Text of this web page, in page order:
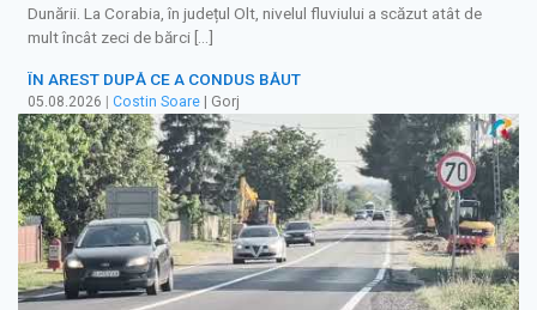
Dunării. La Corabia, în județul Olt, nivelul fluviului a scăzut atât de
mult încât zeci de bărci […]
ÎN AREST DUPĂ CE A CONDUS BĂUT
05.08.2026 | Costin Soare | Gorj